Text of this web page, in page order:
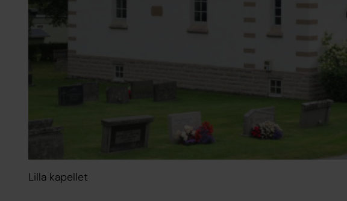
Lilla kapellet